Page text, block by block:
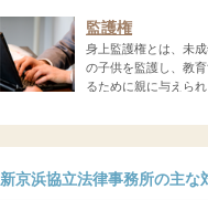
監護権
身上監護権とは、未
の子供を監護し、教
るために親に与えられ
新京浜協立法律事務所の主な